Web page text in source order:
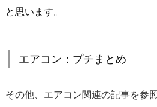
と思います。
エアコン：プチまとめ
その他、エアコン関連の記事を参